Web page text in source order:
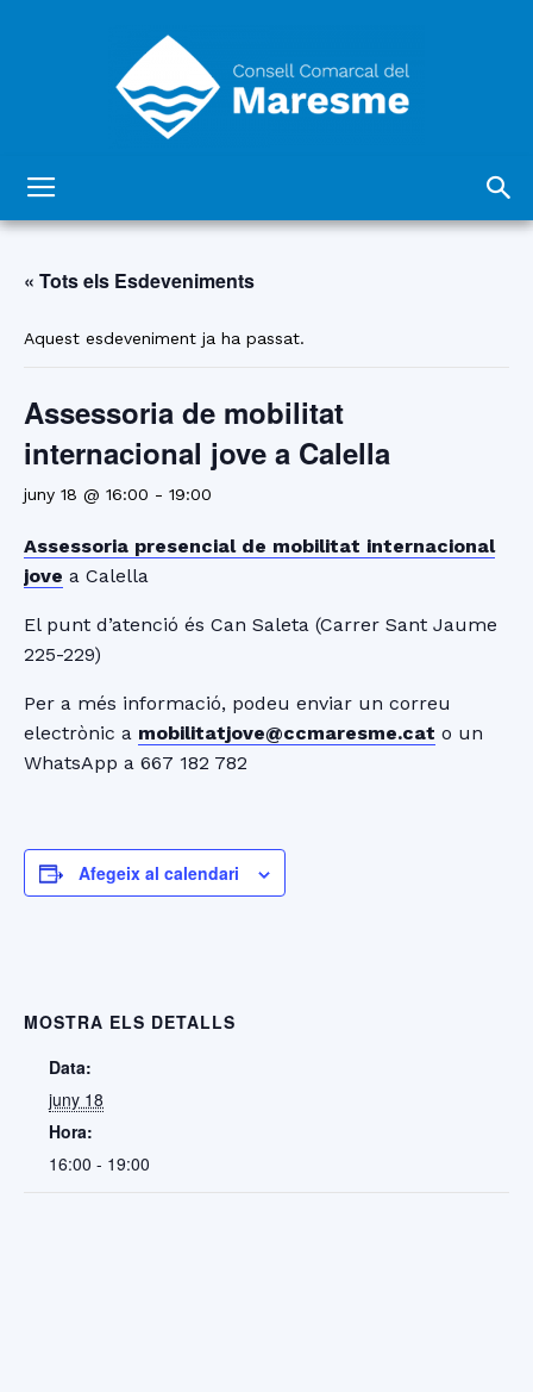
del
« Tots els Esdeveniments
Aquest esdeveniment ja ha passat.
Assessoria de mobilitat
internacional jove a Calella
juny 18 @ 16:00 - 19:00
Assessoria presencial de mobilitat internacional
jove a Calella
El punt d’atenció és Can Saleta (Carrer Sant Jaume
225-229)
Per a més informació, podeu enviar un correu
electrònic a mobilitatjove@ccmaresme.cat o un
WhatsApp a 667 182 782
Afegeix al calendari
MOSTRA ELS DETALLS
Data:
juny 18
Hora:
16:00 - 19:00